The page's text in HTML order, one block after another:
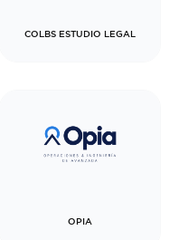
COLBS ESTUDIO LEGAL
OPIA